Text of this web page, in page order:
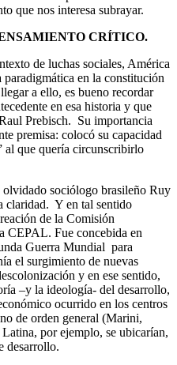
que nos interesa subrayar.
CRÍTICO.
de luchas sociales, América
en la constitución
a ello, es bueno recordar
en esa historia y que
Prebisch. Su importancia
premisa: colocó su capacidad
al que quería circunscribirlo
sociólogo brasileño Ruy
claridad. Y en tal sentido
de la Comisión
CEPAL. Fue concebida en
Guerra Mundial para
el surgimiento de nuevas
y en ese sentido,
–y la ideología- del desarrollo,
ocurrido en los centros
de orden general (Marini,
por ejemplo, se ubicarían,
desarrollo.